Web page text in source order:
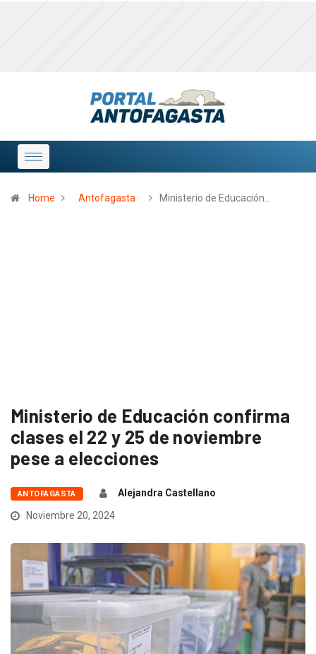
Home Antofagasta Ministerio de Educación…
Ministerio de Educación confirma
clases el 22 y 25 de noviembre
pese a elecciones
ANTOFAGASTA
Alejandra Castellano
Noviembre 20, 2024